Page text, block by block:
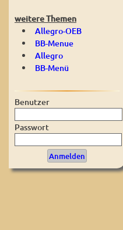
weitere Themen
Allegro-OEB
BB-Menue
Allegro
BB-Menü
Benutzer
Passwort